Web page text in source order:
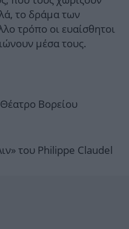
το δράμα των
τρόπο οι ευαίσθητοι
μέσα τους.
Βορείου
του Philippe Claudel